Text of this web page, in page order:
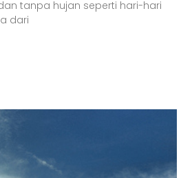
tanpa hujan seperti hari-hari
dari